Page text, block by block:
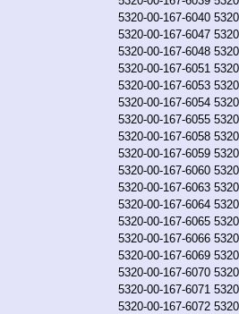
5320-00-167-6040
5320-00-167-6047
5320-00-167-6048
5320-00-167-6051
5320-00-167-6053
5320-00-167-6054
5320-00-167-6055
5320-00-167-6058
5320-00-167-6059
5320-00-167-6060
5320-00-167-6063
5320-00-167-6064
5320-00-167-6065
5320-00-167-6066
5320-00-167-6069
5320-00-167-6070
5320-00-167-6071
5320-00-167-6072